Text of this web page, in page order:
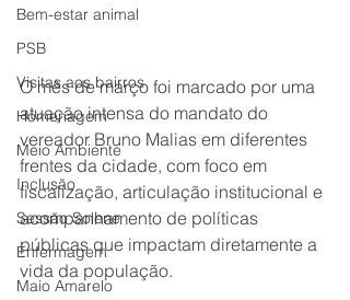
Bem-estar animal
PSB
Visitas aos bairros
Homenagem
Meio Ambiente
Inclusão
Sessão Solene
Enfermagem
Maio Amarelo
O mês de março foi marcado por uma
atuação intensa do mandato do
vereador Bruno Malias em diferentes
frentes da cidade, com foco em
fiscalização, articulação institucional e
acompanhamento de políticas
públicas que impactam diretamente a
vida da população.